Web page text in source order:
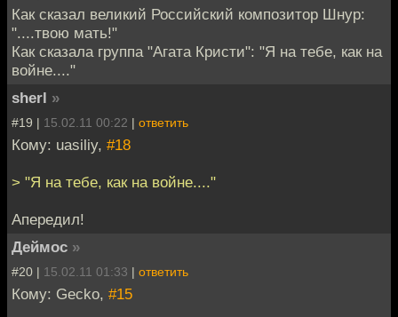
Как сказал великий Российский композитор Шнур:
"....твою мать!"
Как сказала группа "Агата Кристи": "Я на тебе, как на
войне...."
sherl »
#19 | 15.02.11 00:22 | ответить
Кому: uasiliy, #18
> "Я на тебе, как на войне...."
Апередил!
Деймос »
#20 | 15.02.11 01:33 | ответить
Кому: Gecko, #15